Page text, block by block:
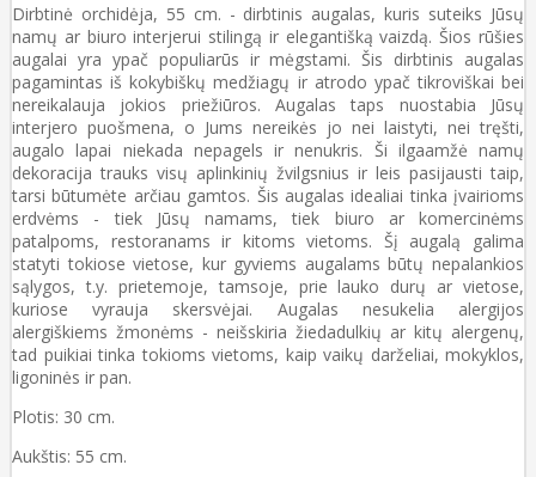
Dirbtinė orchidėja, 55 cm. - dirbtinis augalas, kuris suteiks Jūsų
namų ar biuro interjerui stilingą ir elegantišką vaizdą. Šios rūšies
augalai yra ypač populiarūs ir mėgstami. Šis dirbtinis augalas
pagamintas iš kokybiškų medžiagų ir atrodo ypač tikroviškai bei
nereikalauja jokios priežiūros. Augalas taps nuostabia Jūsų
interjero puošmena, o Jums nereikės jo nei laistyti, nei tręšti,
augalo lapai niekada nepagels ir nenukris. Ši ilgaamžė namų
dekoracija trauks visų aplinkinių žvilgsnius ir leis pasijausti taip,
tarsi būtumėte arčiau gamtos. Šis augalas idealiai tinka įvairioms
erdvėms - tiek Jūsų namams, tiek biuro ar komercinėms
patalpoms, restoranams ir kitoms vietoms. Šį augalą galima
statyti tokiose vietose, kur gyviems augalams būtų nepalankios
sąlygos, t.y. prietemoje, tamsoje, prie lauko durų ar vietose,
kuriose vyrauja skersvėjai. Augalas nesukelia alergijos
alergiškiems žmonėms - neišskiria žiedadulkių ar kitų alergenų,
tad puikiai tinka tokioms vietoms, kaip vaikų darželiai, mokyklos,
ligoninės ir pan.
Plotis: 30 cm.
Aukštis: 55 cm.